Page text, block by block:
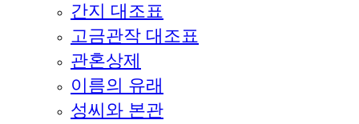
간지 대조표
고금관작 대조표
관혼상제
이름의 유래
성씨와 본관